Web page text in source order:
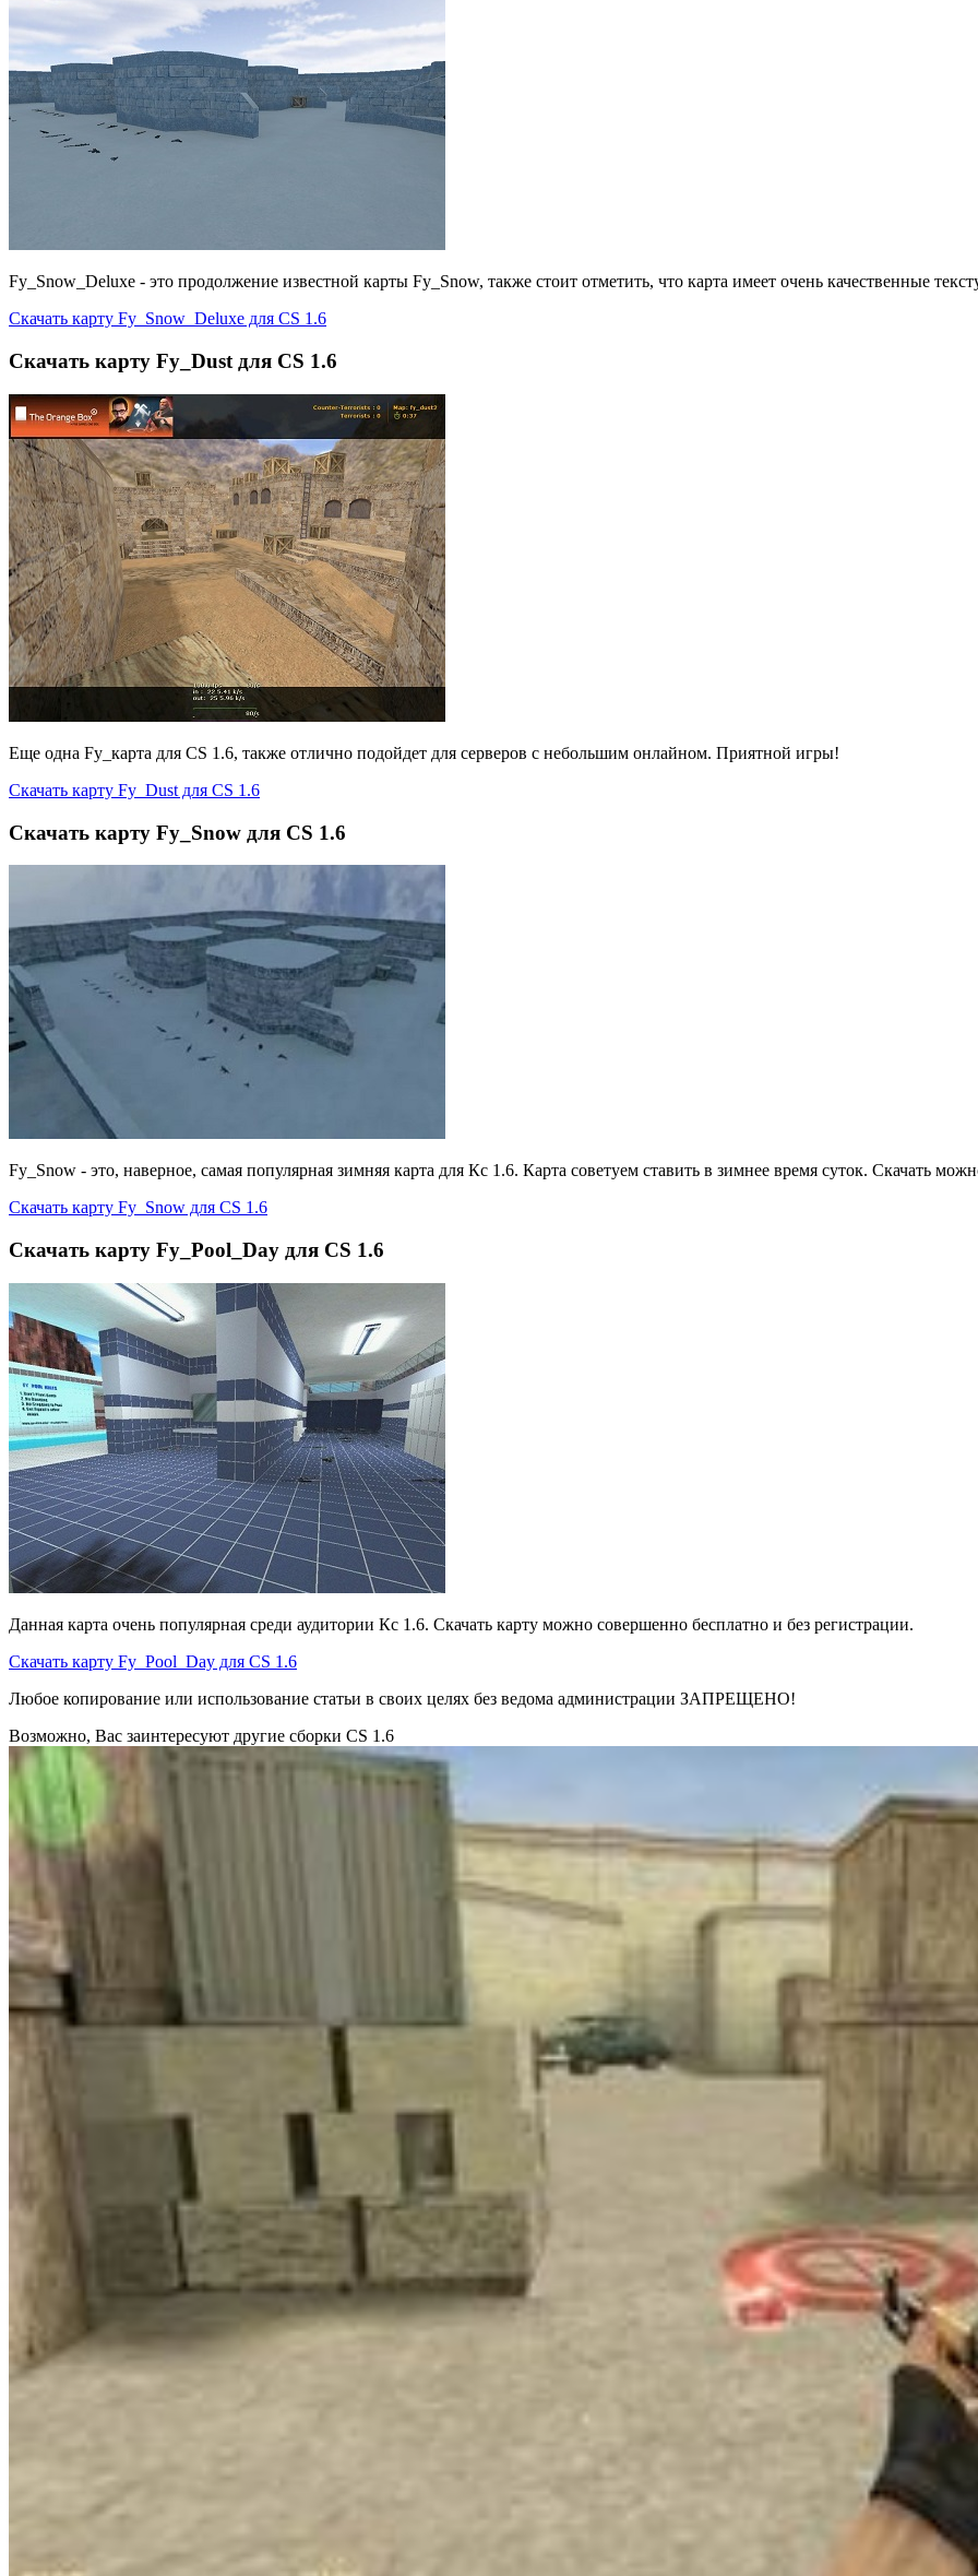
Fy_Snow_Deluxe - это продолжение известной карты Fy_Snow, также стоит отметить, что карта имеет очень качественные
Скачать карту Fy_Snow_Deluxe для CS 1.6
Скачать карту Fy_Dust для CS 1.6
Еще одна Fy_карта для CS 1.6, также отлично подойдет для серверов с небольшим онлайном. Приятной игры!
Скачать карту Fy_Dust для CS 1.6
Скачать карту Fy_Snow для CS 1.6
Fy_Snow - это, наверное, самая популярная зимняя карта для Кс 1.6. Карта советуем ставить в зимнее время суток. Скачать
Скачать карту Fy_Snow для CS 1.6
Скачать карту Fy_Pool_Day для CS 1.6
Данная карта очень популярная среди аудитории Кс 1.6. Скачать карту можно совершенно бесплатно и без регистрации.
Скачать карту Fy_Pool_Day для CS 1.6
Любое копирование или использование статьи в своих целях без ведома администрации ЗАПРЕЩЕНО!
Возможно, Вас заинтересуют другие сборки CS 1.6